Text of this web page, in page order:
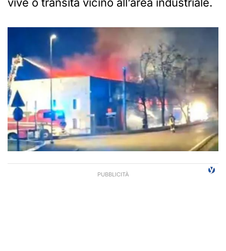
vive o transita vicino all’area industriale.